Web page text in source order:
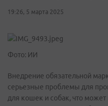
19:26, 5 марта 2025
Фото: ИИ
Внедрение обязательной
серьезные проблемы для
для кошек и собак, что